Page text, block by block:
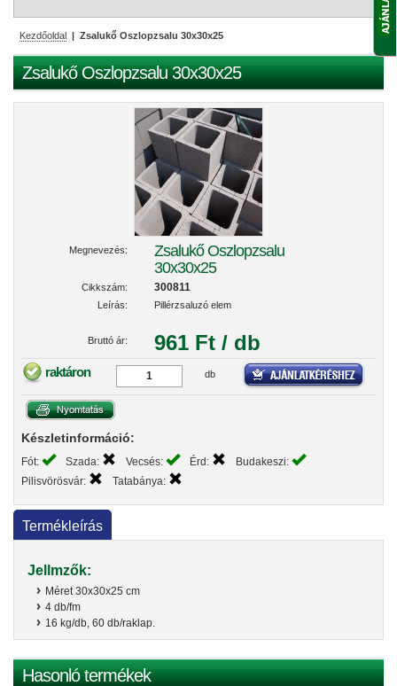
Kezdőoldal | Zsalukő Oszlopzsalu 30x30x25
Zsalukő Oszlopzsalu 30x30x25
Megnevezés:
Zsalukő Oszlopzsalu
30x30x25
Cikkszám: 300811
Leírás: Pillérzsaluzó elem
Bruttó ár: 961 Ft / db
raktáron db
Készletinformáció:
Fót: Szada: Vecsés: Érd:
Budakeszi:
Pilisvörösvár:
Tatabánya:
Termékleírás
Jellmzők:
Méret 30x30x25 cm
4 db/fm
16 kg/db, 60 db/raklap.
Hasonló termékek